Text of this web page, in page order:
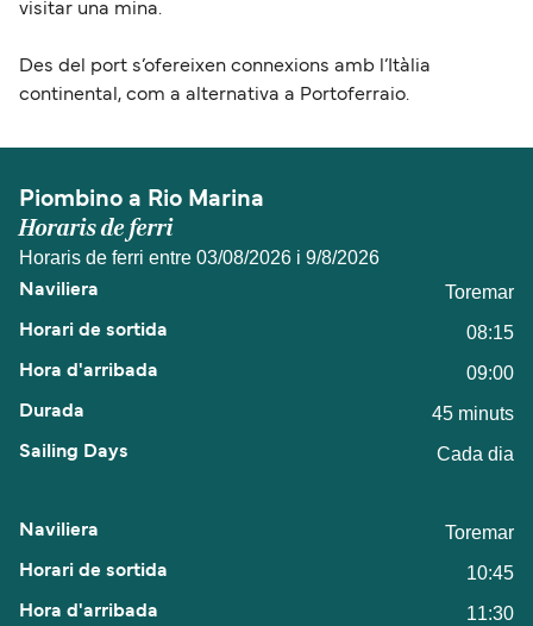
visitar una mina.
Des del port s’ofereixen connexions amb l’Itàlia
continental, com a alternativa a Portoferraio.
Piombino a Rio Marina
Horaris de ferri
Horaris de ferri entre 03/08/2026 i 9/8/2026
Toremar
08:15
09:00
45 minuts
Cada dia
Toremar
10:45
11:30